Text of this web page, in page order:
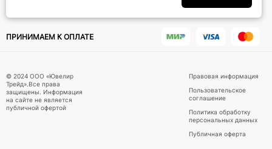
ПРИНИМАЕМ К ОПЛАТЕ
© 2024 ООО «Ювелир
Трейд».Все права
защищены. Информация
на сайте не является
публичной офертой
Правовая информация
Пользовательское
соглашение
Политика обработку
персональных данных
Публичная оферта